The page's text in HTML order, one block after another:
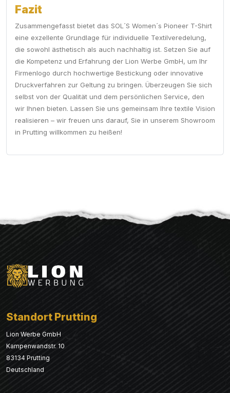
Fazit
Zusammengefasst bietet das SOL´S Women´s Pioneer T-Shirt
eine exzellente Grundlage für individuelle Textilveredelung,
die sowohl ästhetisch als auch nachhaltig ist. Setzen Sie auf
die Kompetenz und Erfahrung der Lion Werbe GmbH, um Ihr
Firmenlogo durch hochwertige Bestickung oder innovative
Druckverfahren zur Geltung zu bringen. Überzeugen Sie sich
selbst von der Qualität und dem persönlichen Service, den
wir Ihnen bieten. Lassen Sie uns gemeinsam Ihre textile Vision
realisieren – wir freuen uns darauf, Sie in unserem Showroom
in Prutting willkommen zu heißen!
Standort Prutting
Lion Werbe GmbH
Kampenwandstr. 10
83134 Prutting
Deutschland